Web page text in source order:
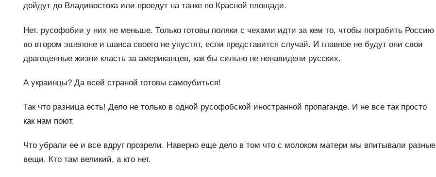
дойдут до Владивостока или проедут на танке по Красной площади.
Нет. русофобии у них не меньше. Только готовы поляки с чехами идти за кем то, чтобы пограбить Россию
во втором эшелоне и шанса своего не упустят, если представится случай. И главное не будут они свои
драгоценные жизни класть за американцев, как бы сильно не ненавидели русских.
А украинцы? Да всей страной готовы самоубиться!
Так что разница есть! Дело не только в одной русофобской иностранной пропаганде. И не все так просто
как нам поют.
Что убрали ее и все вдруг прозрели. Наверно еще дело в том что с молоком матери мы впитывали разные
вещи. Кто там великий, а кто нет.